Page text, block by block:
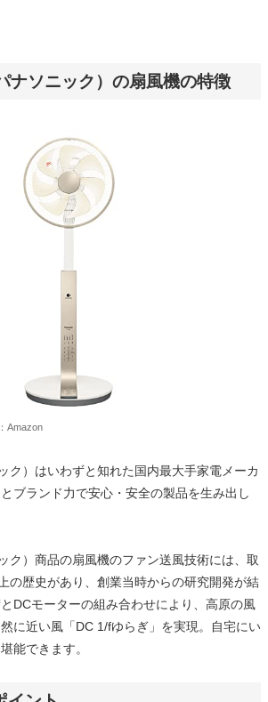
ナソニック）の扇風機の特徴
Amazon
ク）はいわずと知れた国内最大手家電メーカ
ブランド力で安心・安全の製品を生み出し
ク）商品の扇風機のファン送風技術には、取
の歴史があり、創業当時からの研究開発が結
DCモーターの組み合わせにより、高原の風
に近い風「DC 1/fゆらぎ」を実現。自宅にい
能できます。